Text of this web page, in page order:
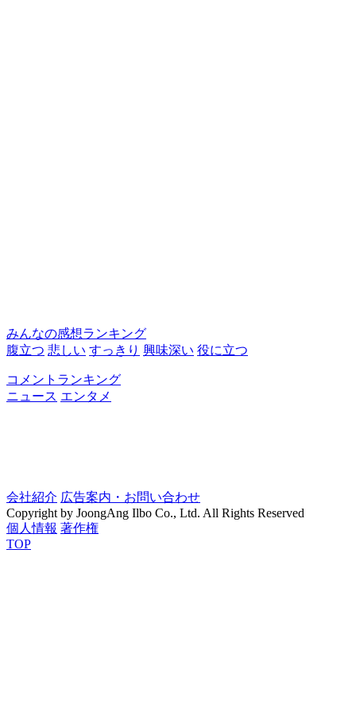
みんなの感想ランキング
腹立つ 悲しい すっきり 興味深い 役に立つ
コメントランキング
ニュース エンタメ
会社紹介 広告案内・お問い合わせ
Copyright by JoongAng Ilbo Co., Ltd. All Rights Reserved
個人情報 著作権
TOP